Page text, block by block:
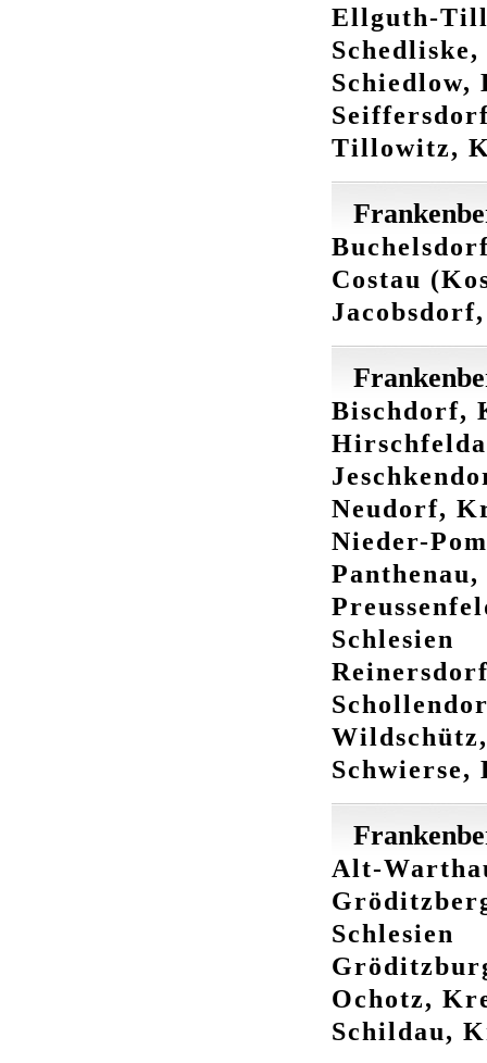
Ellguth-
Schiedlow,
Tillowitz,
Costau
Bischdorf,
Neudorf,
Nieder-
Schlesien
Schwierse,
Alt-
Schlesien
Ochotz,
Schildau,